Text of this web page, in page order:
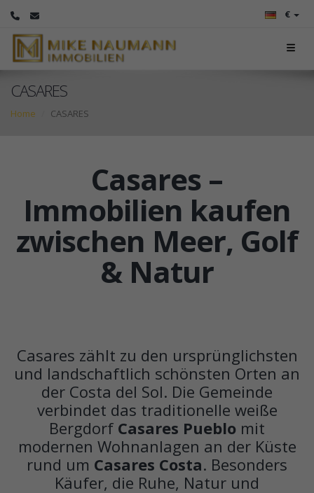
€
CASARES
Home CASARES
Casares –
Immobilien kaufen
zwischen Meer, Golf
& Natur
Casares zählt zu den ursprünglichsten
und landschaftlich schönsten Orten an
der Costa del Sol. Die Gemeinde
verbindet das traditionelle weiße
Bergdorf Casares Pueblo mit
modernen Wohnanlagen an der Küste
rund um Casares Costa. Besonders
Käufer, die Ruhe, Natur und